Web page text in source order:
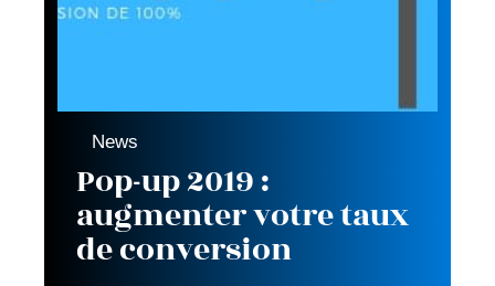
News
Pop-up 2019 :
augmenter votre taux
de conversion